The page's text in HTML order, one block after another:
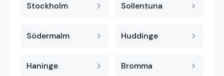
Stockholm Sollentuna
Södermalm Huddinge
Haninge Bromma